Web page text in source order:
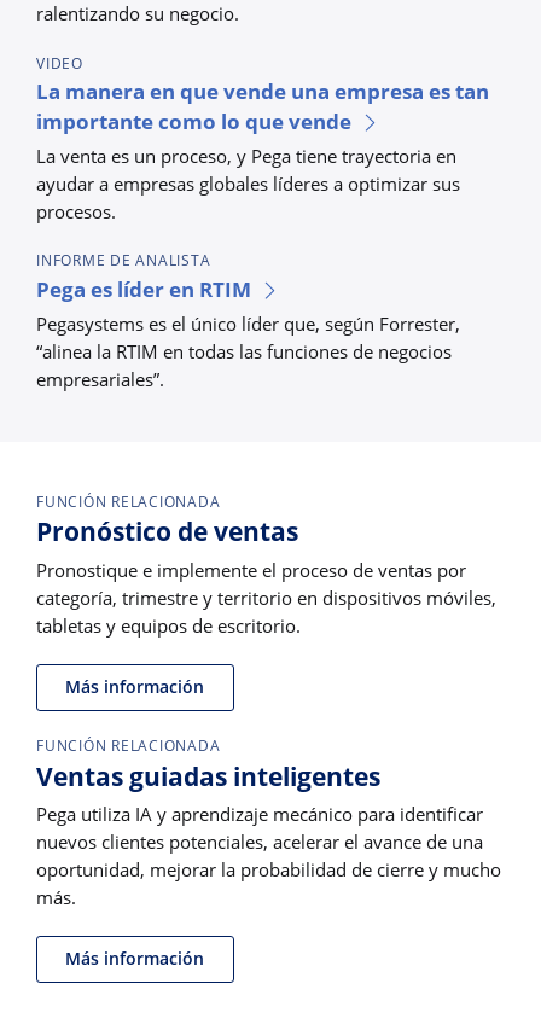
ralentizando su negocio.
VIDEO
La manera en que vende una empresa es tan
importante como lo que vende
La venta es un proceso, y Pega tiene trayectoria en
ayudar a empresas globales líderes a optimizar sus
procesos.
INFORME DE ANALISTA
Pega es líder en RTIM
Pegasystems es el único líder que, según Forrester,
“alinea la RTIM en todas las funciones de negocios
empresariales”.
FUNCIÓN RELACIONADA
Pronóstico de ventas
Pronostique e implemente el proceso de ventas por
categoría, trimestre y territorio en dispositivos móviles,
tabletas y equipos de escritorio.
Más información
FUNCIÓN RELACIONADA
Ventas guiadas inteligentes
Pega utiliza IA y aprendizaje mecánico para identificar
nuevos clientes potenciales, acelerar el avance de una
oportunidad, mejorar la probabilidad de cierre y mucho
más.
Más información